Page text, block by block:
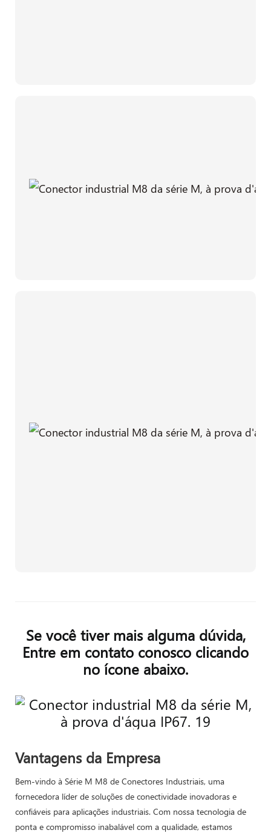
Se você tiver mais alguma dúvida,
Entre em contato conosco clicando
no ícone abaixo.
Vantagens da Empresa
Bem-vindo à Série M M8 de Conectores Industriais, uma
fornecedora líder de soluções de conectividade inovadoras e
confiáveis ​​para aplicações industriais. Com nossa tecnologia de
ponta e compromisso inabalável com a qualidade, estamos